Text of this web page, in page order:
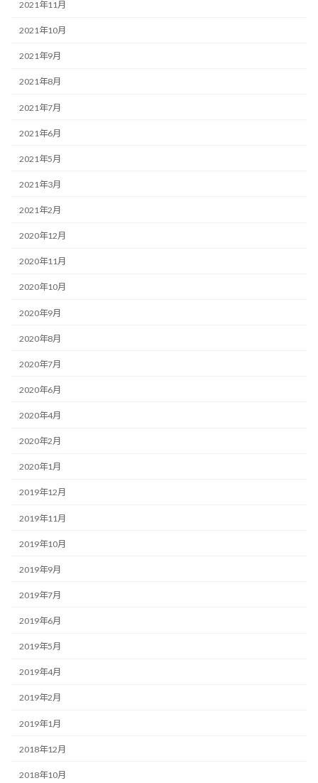
2021年11月
2021年10月
2021年9月
2021年8月
2021年7月
2021年6月
2021年5月
2021年3月
2021年2月
2020年12月
2020年11月
2020年10月
2020年9月
2020年8月
2020年7月
2020年6月
2020年4月
2020年2月
2020年1月
2019年12月
2019年11月
2019年10月
2019年9月
2019年7月
2019年6月
2019年5月
2019年4月
2019年2月
2019年1月
2018年12月
2018年10月